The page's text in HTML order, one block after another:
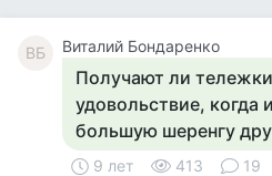
ВБ Виталий Бондаренко
Получают ли
удовольствие, когда
большую шеренгу
9 лет 413 19